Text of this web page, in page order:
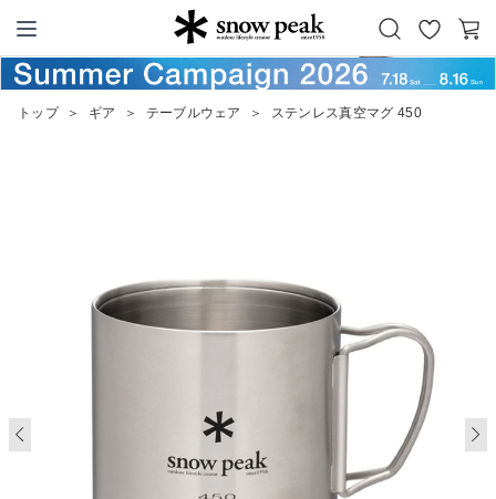
Snow Peak
お
気
カ
ー
トップ ＞ ギア ＞ テーブルウェア ＞ ステンレス真空マグ 450